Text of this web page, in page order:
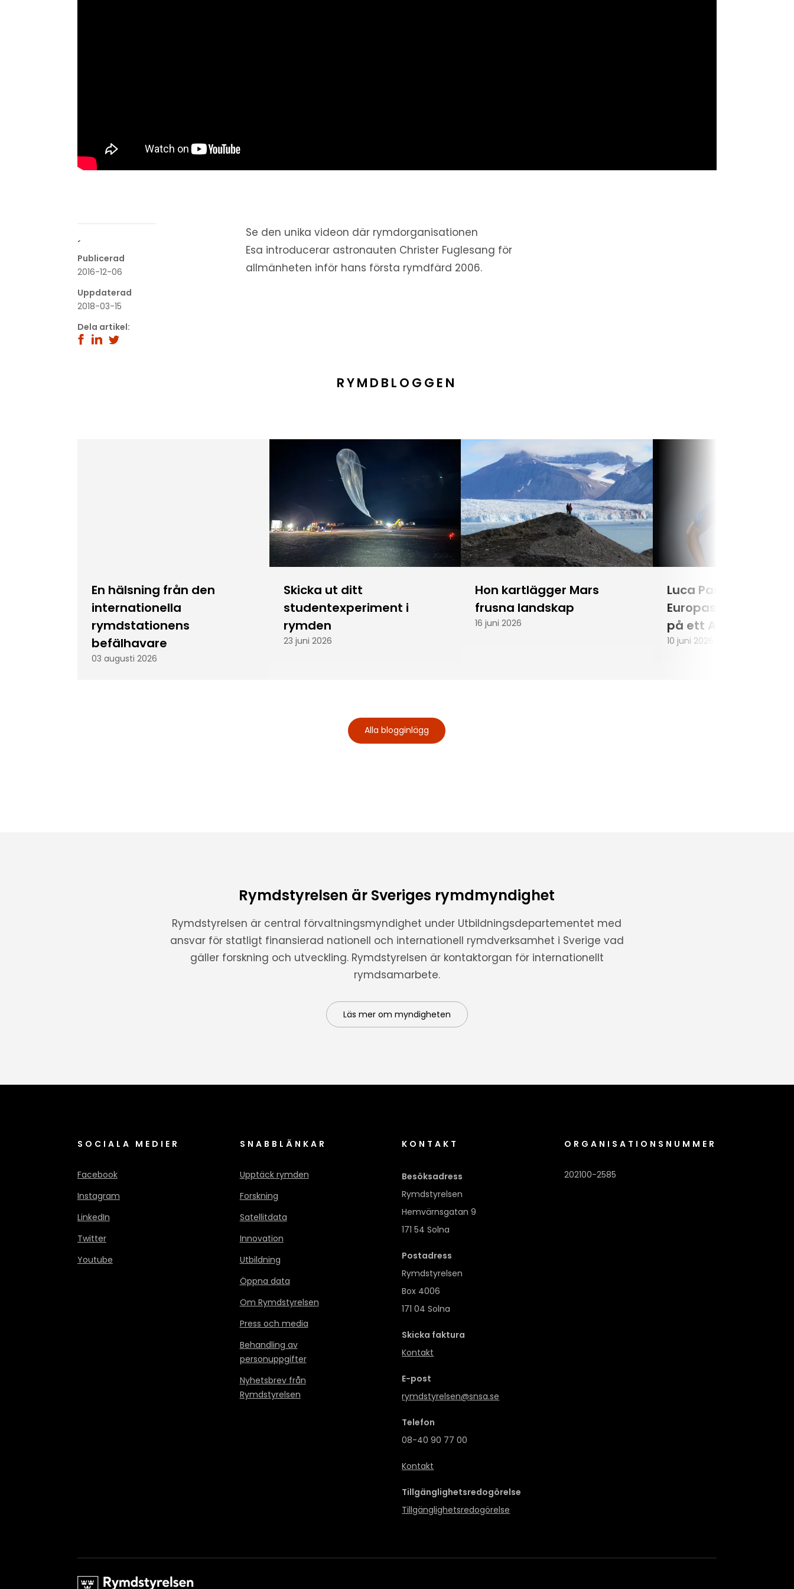
´
Publicerad
2016-12-06
Uppdaterad
2018-03-15
Dela artikel:
Se den unika videon där rymdorganisationen
Esa introducerar astronauten Christer Fuglesang för
allmänheten inför hans första rymdfärd 2006.
RYMDBLOGGEN
En hälsning från den
internationella
rymdstationens
befälhavare
03 augusti 2026
Skicka ut ditt
studentexperiment i
rymden
23 juni 2026
Hon kartlägger Mars
frusna landskap
16 juni 2026
Luca Parmitano blir
Europas första
på ett
10 juni 2026
Alla blogginlägg
Rymdstyrelsen är Sveriges rymdmyndighet
Rymdstyrelsen är central förvaltningsmyndighet under Utbildningsdepartementet med
ansvar för statligt finansierad nationell och internationell rymdverksamhet i Sverige vad
gäller forskning och utveckling. Rymdstyrelsen är kontaktorgan för internationellt
rymdsamarbete.
Läs mer om myndigheten
SOCIALA MEDIER
Facebook
Instagram
LinkedIn
Twitter
Youtube
SNABBLÄNKAR
Upptäck rymden
Forskning
Satellitdata
Innovation
Utbildning
Öppna data
Om Rymdstyrelsen
Press och media
Behandling av
personuppgifter
Nyhetsbrev från
Rymdstyrelsen
KONTAKT
Besöksadress
Rymdstyrelsen
Hemvärnsgatan 9
171 54 Solna
Postadress
Rymdstyrelsen
Box 4006
171 04 Solna
Skicka faktura
Kontakt
E-post
rymdstyrelsen@snsa.se
Telefon
08-40 90 77 00
Kontakt
Tillgänglighetsredogörelse
Tillgänglighetsredogörelse
ORGANISATIONSNUMMER
202100-2585